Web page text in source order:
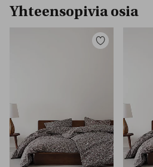
Yhteensopivia osia
Lisää